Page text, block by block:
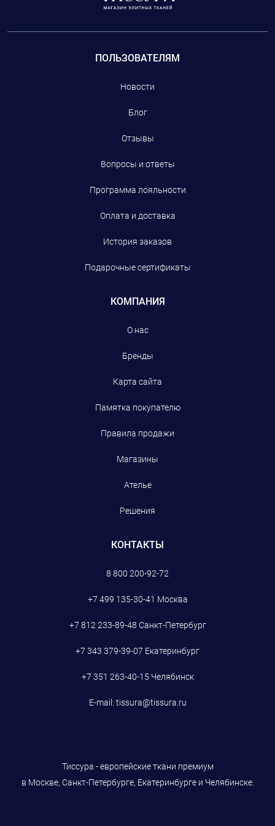
ПОЛЬЗОВАТЕЛЯМ
Новости
Блог
Отзывы
Вопросы и ответы
Программа лояльности
Оплата и доставка
История заказов
Подарочные сертификаты
КОМПАНИЯ
О нас
Бренды
Карта сайта
Памятка покупателю
Правила продажи
Магазины
Ателье
Решения
КОНТАКТЫ
8 800 200-92-72
+7 499 135-30-41 Москва
+7 812 233-89-48 Санкт-Петербург
+7 343 379-39-07 Екатеринбург
+7 351 263-40-15 Челябинск
E-mail: tissura@tissura.ru
Тиссура - европейские ткани премиум
в Москве, Санкт-Петербурге, Екатеринбурге и Челябинске.